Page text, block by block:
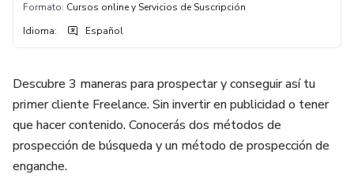
Formato: Cursos online y Servicios de Suscripción
Idioma: Español
Descubre 3 maneras para prospectar y conseguir así tu
primer cliente Freelance. Sin invertir en publicidad o tener
que hacer contenido. Conocerás dos métodos de
prospección de búsqueda y un método de prospección de
enganche.